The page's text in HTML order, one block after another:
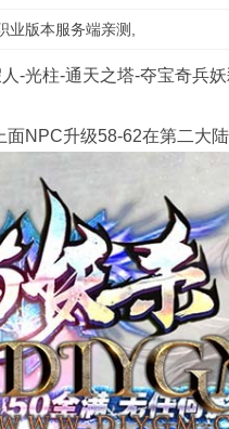
业版本服务端亲测,
-光柱-通天之塔-夺宝奇兵
NPC升级58-62在第二大